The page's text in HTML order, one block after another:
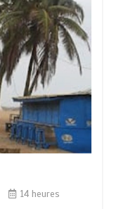
14 heures